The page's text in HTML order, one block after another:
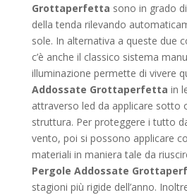
Grottaperfetta sono in grado
della tenda rilevando
sole. In alternativa a queste due
c’è anche il classico sistema
illuminazione permette di vivere
Addossate Grottaperfetta in
attraverso led da applicare sotto
struttura. Per proteggere i tutto
vento, poi si possono applicare
materiali in maniera tale da
Pergole Addossate
stagioni più rigide dell’anno.